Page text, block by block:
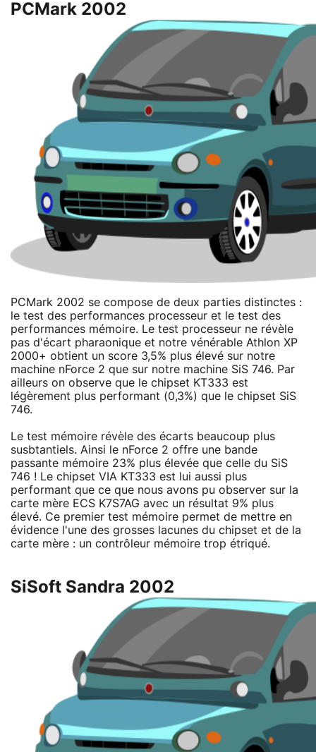
PCMark 2002
PCMark 2002 se compose de deux parties distinctes :
le test des performances processeur et le test des
performances mémoire. Le test processeur ne révèle
pas d'écart pharaonique et notre vénérable Athlon XP
2000+ obtient un score 3,5% plus élevé sur notre
machine nForce 2 que sur notre machine SiS 746. Par
ailleurs on observe que le chipset KT333 est
légèrement plus performant (0,3%) que le chipset SiS
746.
Le test mémoire révèle des écarts beaucoup plus
susbtantiels. Ainsi le nForce 2 offre une bande
passante mémoire 23% plus élevée que celle du SiS
746 ! Le chipset VIA KT333 est lui aussi plus
performant que ce que nous avons pu observer sur la
carte mère ECS K7S7AG avec un résultat 9% plus
élevé. Ce premier test mémoire permet de mettre en
évidence l'une des grosses lacunes du chipset et de la
carte mère : un contrôleur mémoire trop étriqué.
SiSoft Sandra 2002